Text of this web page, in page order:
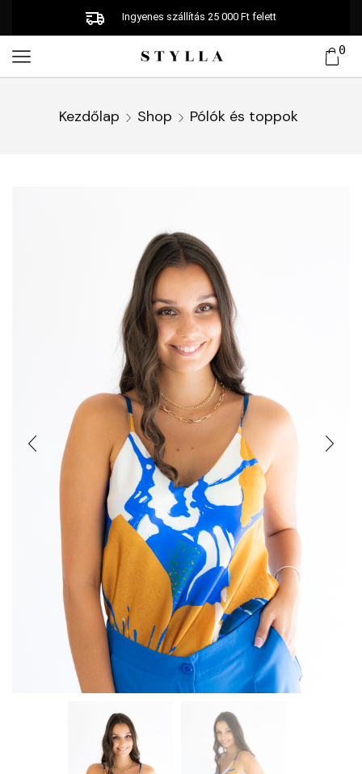
Ingyenes szállítás 25 000 Ft felett
0
Kezdőlap Shop Pólók és toppok